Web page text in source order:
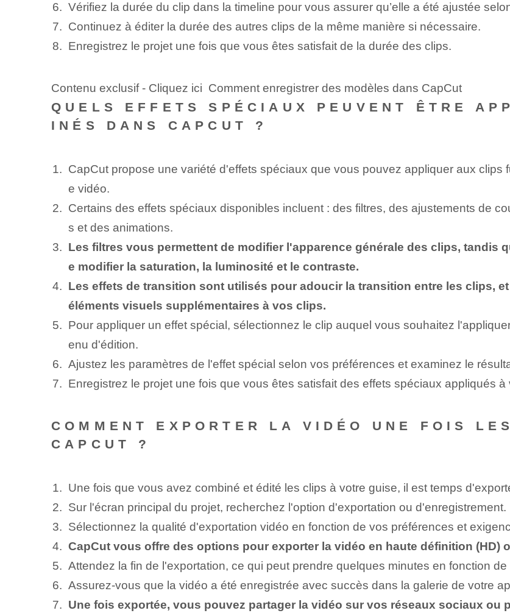
Vérifiez la durée du clip dans la timeline pour vous assurer qu’elle a été ajustée
Continuez à éditer la durée des autres clips de la même manière si nécessaire.
Enregistrez le projet une fois que vous êtes satisfait de la durée des clips.
Contenu exclusif - Cliquez ici Comment enregistrer des modèles dans CapCut
QUELS EFFETS SPÉCIAUX PEUVENT ÊTRE
INÉS DANS CAPCUT ?
CapCut propose une variété d'effets spéciaux que vous pouvez appliquer aux clips
e vidéo.
Certains des effets spéciaux disponibles incluent : des filtres, des ajustements de
s et des animations.
Les filtres vous permettent de modifier l'apparence générale des clips, tandis
e modifier la saturation, la luminosité et le contraste.
Les effets de transition sont utilisés pour adoucir la transition entre les clips,
éléments visuels supplémentaires à vos clips.
Pour appliquer un effet spécial, sélectionnez le clip auquel vous souhaitez
enu d'édition.
Ajustez les paramètres⁤ de l'effet spécial ‌selon vos préférences et examinez le
Enregistrez le projet une fois que vous êtes satisfait des effets spéciaux appliqués
COMMENT EXPORTER LA VIDÉO UNE FOIS
CAPCUT ?
Une fois que vous avez combiné et édité les clips à votre guise, il est temps
Sur l'écran principal du projet, recherchez l'option d'exportation ou d'enregistrement.
Sélectionnez la qualité d'exportation vidéo en fonction de vos préférences et
CapCut vous offre des options pour exporter la vidéo en haute définition (HD)
Attendez la fin de l'exportation, ce qui peut prendre quelques minutes en fonction
Assurez-vous que la vidéo a été enregistrée avec succès dans la galerie de votre
Une fois exportée, vous pouvez partager la vidéo sur vos réseaux sociaux ou